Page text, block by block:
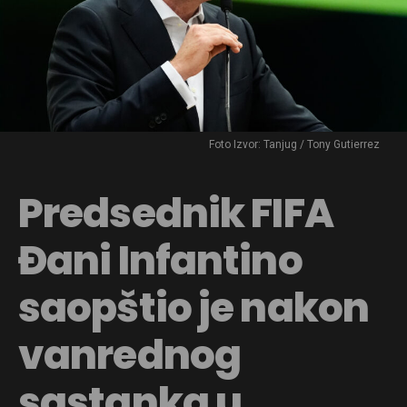
Foto Izvor: Tanjug / Tony Gutierrez
Predsednik FIFA
Đani Infantino
saopštio je nakon
vanrednog